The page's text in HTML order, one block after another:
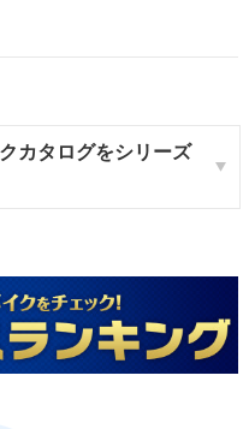
カタログをシリーズ